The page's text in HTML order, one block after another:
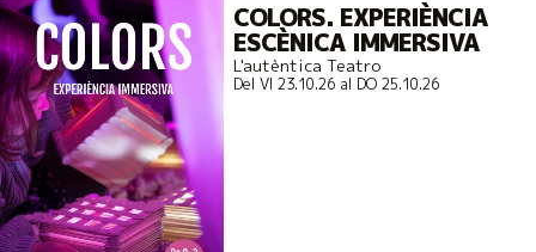
COLORS. EXPERIÈNCIA
ESCÈNICA IMMERSIVA
L'autèntica Teatro
Del VI 23.10.26al DO 25.10.26